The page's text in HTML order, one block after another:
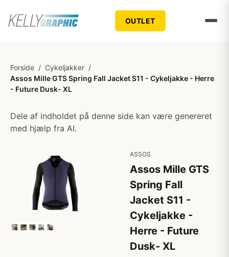
OUTLET
Forside / Cykeljakker /
Assos Mille GTS Spring Fall Jacket S11 - Cykeljakke - Herre
- Future Dusk- XL
Dele af indholdet på denne side kan være genereret
med hjælp fra AI.
ASSOS
Assos Mille GTS
Spring Fall
Jacket S11 -
Cykeljakke -
Herre - Future
Dusk- XL